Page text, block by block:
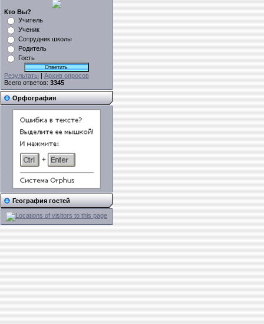
Кто Вы?
Учитель
Ученик
Сотрудник школы
Родитель
Гость
Результаты | Архив опросов
Всего ответов: 3345
Орфография
География гостей